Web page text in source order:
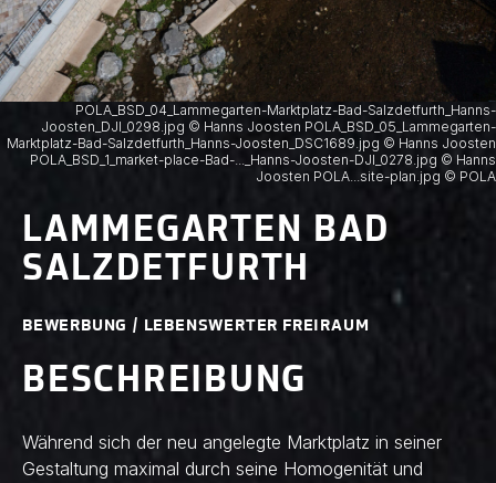
POLA_BSD_04_Lammegarten-Marktplatz-Bad-Salzdetfurth_Hanns-
Joosten_DJI_0298.jpg © Hanns Joosten POLA_BSD_05_Lammegarten-
Marktplatz-Bad-Salzdetfurth_Hanns-Joosten_DSC1689.jpg © Hanns Joosten
POLA_BSD_1_market-place-Bad-..._Hanns-Joosten-DJI_0278.jpg © Hanns
Joosten POLA...site-plan.jpg © POLA
LAMMEGARTEN BAD
SALZDETFURTH
BEWERBUNG / LEBENSWERTER FREIRAUM
BESCHREIBUNG
Während sich der neu angelegte Marktplatz in seiner
Gestaltung maximal durch seine Homogenität und